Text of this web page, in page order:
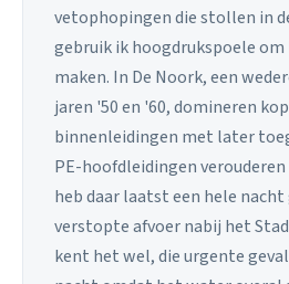
vetophopingen die stollen in
gebruik ik hoogdrukspoele
maken. In De Noork, een
jaren '50 en '60, domineren
binnenleidingen met later
PE-hoofdleidingen
heb daar laatst een hele
verstopte afvoer nabij het
kent het wel, die urgente